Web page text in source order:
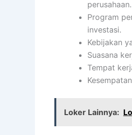
perusahaan.
Program
investasi.
Kebijakan
Suasana
Tempat
Loker Lainnya: